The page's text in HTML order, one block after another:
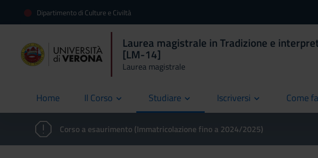
Dipartimento di Culture e Civiltà
Laurea magistrale in Tradizione e
[LM-14]
Laurea magistrale
Home
current Il Corso Studiare Iscriversi Come
current
Corso a esaurimento (Immatricolazione fino a 2024/2025)